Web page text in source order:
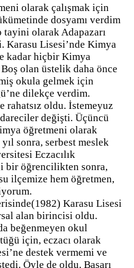
olarak çalışmak için
dosyamı verdim
tayini olarak Adapazarı
Karasu Lisesi’nde Kimya
kadar hiçbir Kimya
olan üstelik daha önce
okula gelmek için
dilekçe verdim.
oldu. İstemeyuz
değişti. Üçüncü
öğretmeni olarak
sonra, serbest meslek
Eczacılık
bir öğrencilikten sonra,
ilçemize hem öğretmen,
Karasu Lisesi
alan birincisi oldu.
beğenmeyen okul
için, eczacı olarak
destek vermemi ve
Öyle de oldu. Başarı